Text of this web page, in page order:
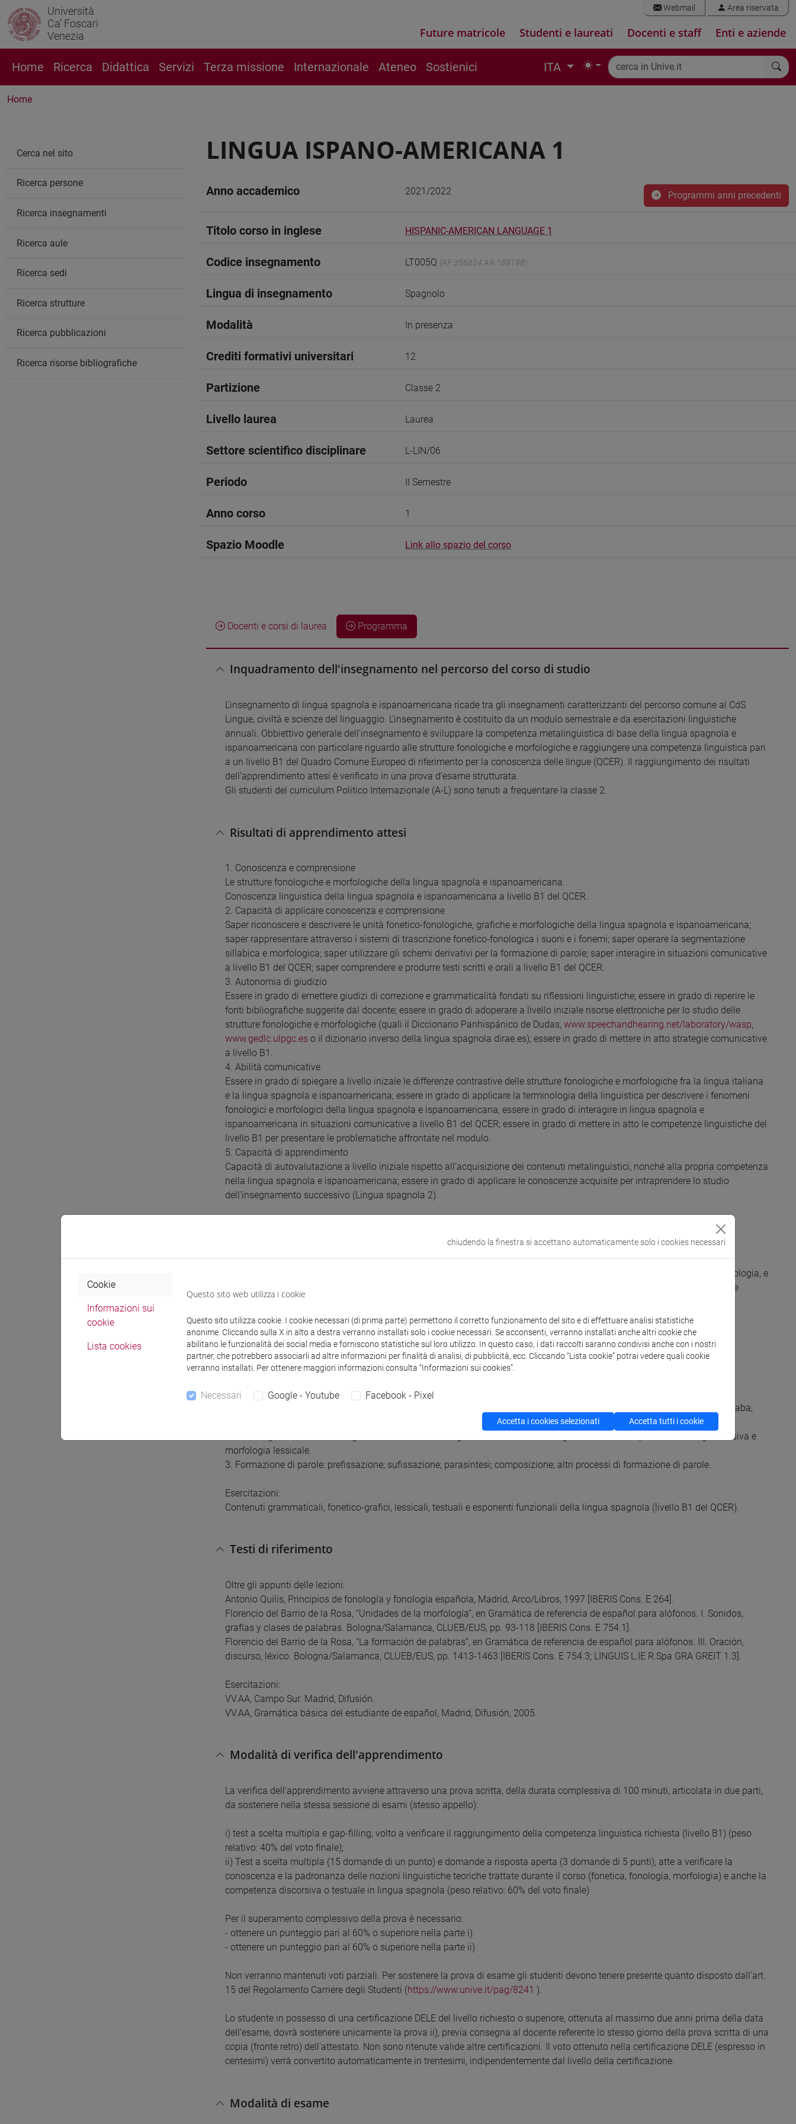
Università
Ca' Foscari
Venezia
Webmail Area riservata
Future matricole Studenti e laureati Docenti e staff Enti e aziende
Home Ricerca Didattica Servizi Terza missione Internazionale Ateneo Sostienici ITA
Home
LINGUA ISPANO-AMERICANA 1
Anno accademico 2021/2022 Programmi anni precedenti
Titolo corso in inglese HISPANIC-AMERICAN LANGUAGE 1
Codice insegnamento LT005Q (AF:356834 AR:189198)
Lingua di insegnamento Spagnolo
Modalità In presenza
Crediti formativi universitari 12
Partizione Classe 2
Livello laurea Laurea
Settore scientifico disciplinare L-LIN/06
Periodo II Semestre
Anno corso 1
Spazio Moodle Link allo spazio del corso
Docenti e corsi di laurea Programma
Inquadramento dell'insegnamento nel percorso del corso di studio
L’insegnamento di lingua spagnola e ispanoamericana ricade tra gli insegnamenti caratterizzanti del percorso comune al CdS
Lingue, civiltà e scienze del linguaggio. L'insegnamento è costituito da un modulo semestrale e da esercitazioni linguistiche
annuali. Obbiettivo generale dell’insegnamento è sviluppare la competenza metalinguistica di base della lingua spagnola e
ispanoamericana con particolare riguardo alle strutture fonologiche e morfologiche e raggiungere una competenza linguistica pari
a un livello B1 del Quadro Comune Europeo di riferimento per la conoscenza delle lingue (QCER). Il raggiungimento dei risultati
dell’apprendimento attesi è verificato in una prova d’esame strutturata.
Gli studenti del curriculum Politico Internazionale (A-L) sono tenuti a frequentare la classe 2.
Risultati di apprendimento attesi
1. Conoscenza e comprensione
Le strutture fonologiche e morfologiche della lingua spagnola e ispanoamericana.
Conoscenza linguistica della lingua spagnola e ispanoamericana a livello B1 del QCER.
2. Capacità di applicare conoscenza e comprensione
Saper riconoscere e descrivere le unità fonetico-fonologiche, grafiche e morfologiche della lingua spagnola e ispanoamericana;
saper rappresentare attraverso i sistemi di trascrizione fonetico-fonologica i suoni e i fonemi; saper operare la segmentazione
sillabica e morfologica; saper utilizzare gli schemi derivativi per la formazione di parole; saper interagire in situazioni comunicative
a livello B1 del QCER; saper comprendere e produrre testi scritti e orali a livello B1 del QCER.
3. Autonomia di giudizio
Essere in grado di emettere giudizi di correzione e grammaticalità fondati su riflessioni linguistiche; essere in grado di reperire le
fonti bibliografiche suggerite dal docente; essere in grado di adoperare a livello iniziale risorse elettroniche per lo studio delle
strutture fonologiche e morfologiche (quali il Diccionario Panhispánico de Dudas, www.speechandhearing.net/laboratory/wasp,
www.gedlc.ulpgc.es o il dizionario inverso della lingua spagnola dirae.es); essere in grado di mettere in atto strategie comunicative
a livello B1.
4. Abilità comunicative
Essere in grado di spiegare a livello inizale le differenze contrastive delle strutture fonologiche e morfologiche fra la lingua italiana
e la lingua spagnola e ispanoamericana; essere in grado di applicare la terminologia della linguistica per descrivere i fenomeni
fonologici e morfologici della lingua spagnola e ispanoamericana; essere in grado di interagire in lingua spagnola e
ispanoamericana in situazioni comunicative a livello B1 del QCER; essere in grado di mettere in atto le competenze linguistiche del
livello B1 per presentare le problematiche affrontate nel modulo.
5. Capacità di apprendimento
Capacità di autovalutazione a livello iniziale rispetto all’acquisizione dei contenuti metalinguistici, nonché alla propria competenza
nella lingua spagnola e ispanoamericana; essere in grado di applicare le conoscenze acquisite per intraprendere lo studio
dell’insegnamento successivo (Lingua spagnola 2).
Conoscenza della terminologia e le nozioni di base della teoria linguistica, con particolare riguardo alla fonologia e la morfologia, e
essere in grado di operare una analisi linguistica dei livelli fonologico e morfologico della propria lingua madre (conoscenze
linguaggio).
Contenuti
Modulo semestrale:
1. Fonologia e fonetica: concetti generali; le vocali; le consonanti: occlusive, affricate, fricative, nasali, laterali, vibranti; la sillaba;
2. Morfologia: l’analisi morfologico: i limiti della morfologia, le unità della morfologia; struttura delle parole; morfologia flessiva e
morfologia lessicale.
3. Formazione di parole: prefissazione; sufissazione; parasintesi; composizione; altri processi di formazione di parole.
Esercitazioni:
Contenuti grammaticali, fonetico-grafici, lessicali, testuali e esponenti funzionali della lingua spagnola (livello B1 del QCER).
Testi di riferimento
Oltre gli appunti delle lezioni:
Antonio Quilis, Principios de fonología y fonología española, Madrid, Arco/Libros, 1997 [IBERIS Cons. E 264].
Florencio del Barrio de la Rosa, “Unidades de la morfología”, en Gramática de referencia de español para alófonos. I. Sonidos,
grafías y clases de palabras. Bologna/Salamanca, CLUEB/EUS, pp. 93-118 [IBERIS Cons. E 754.1].
Florencio del Barrio de la Rosa, “La formación de palabras”, en Gramática de referencia de español para alófonos. III. Oración,
discurso, léxico. Bologna/Salamanca, CLUEB/EUS, pp. 1413-1463 [IBERIS Cons. E 754.3; LINGUIS L.IE R.Spa GRA GREIT 1.3].
Esercitazioni:
VV.AA, Campo Sur. Madrid, Difusión.
VV.AA, Gramática básica del estudiante de español, Madrid, Difusión, 2005.
Modalità di verifica dell'apprendimento
La verifica dell'apprendimento avviene attraverso una prova scritta, della durata complessiva di 100 minuti, articolata in due parti,
da sostenere nella stessa sessione di esami (stesso appello):
i) test a scelta multipla e gap-filling, volto a verificare il raggiungimento della competenza linguistica richiesta (livello B1) (peso
relativo: 40% del voto finale);
ii) Test a scelta multipla (15 domande di un punto) e domande a risposta aperta (3 domande di 5 punti), atte a verificare la
conoscenza e la padronanza delle nozioni linguistiche teoriche trattate durante il corso (fonetica, fonologia, morfologia) e anche la
competenza discorsiva o testuale in lingua spagnola (peso relativo: 60% del voto finale)
Per il superamento complessivo della prova è necessario:
- ottenere un punteggio pari al 60% o superiore nella parte i)
- ottenere un punteggio pari al 60% o superiore nella parte ii)
Non verranno mantenuti voti parziali. Per sostenere la prova di esame gli studenti devono tenere presente quanto disposto dall'art.
15 del Regolamento Carriere degli Studenti (https://www.unive.it/pag/8241 ).
Lo studente in possesso di una certificazione DELE del livello richiesto o superiore, ottenuta al massimo due anni prima della data
dell’esame, dovrà sostenere unicamente la prova ii), previa consegna al docente referente lo stesso giorno della prova scritta di una
copia (fronte retro) dell’attestato. Non sono ritenute valide altre certificazioni. Il voto ottenuto nella certificazione DELE (espresso in
centesimi) verrà convertito automaticamente in trentesimi, indipendentemente dal livello della certificazione.
Modalità di esame
Cerca nel sito
Ricerca persone
Ricerca insegnamenti
Ricerca aule
Ricerca sedi
Ricerca strutture
Ricerca pubblicazioni
Ricerca risorse bibliografiche
chiudendo la finestra si accettano automaticamente solo i cookies necessari
Cookie
Informazioni sui
cookie
Lista cookies
Questo sito web utilizza i cookie
Questo sito utilizza cookie. I cookie necessari (di prima parte) permettono il corretto funzionamento del sito e di effettuare analisi statistiche
anonime. Cliccando sulla X in alto a destra verranno installati solo i cookie necessari. Se acconsenti, verranno installati anche altri cookie che
abilitano le funzionalità dei social media e forniscono statistiche sul loro utilizzo. In questo caso, i dati raccolti saranno condivisi anche con i nostri
partner, che potrebbero associarli ad altre informazioni per finalità di analisi, di pubblicità, ecc. Cliccando “Lista cookie” potrai vedere quali cookie
verranno installati. Per ottenere maggiori informazioni consulta “Informazioni sui cookies”.
Necessari Google - Youtube Facebook - Pixel
Accetta i cookies selezionati Accetta tutti i cookie